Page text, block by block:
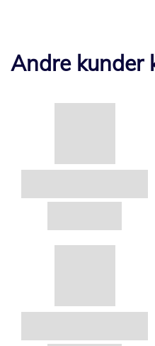
Andre kunder